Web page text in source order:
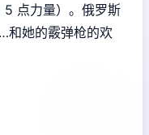
5 点力量）。俄罗斯
和她的霰弹枪的欢